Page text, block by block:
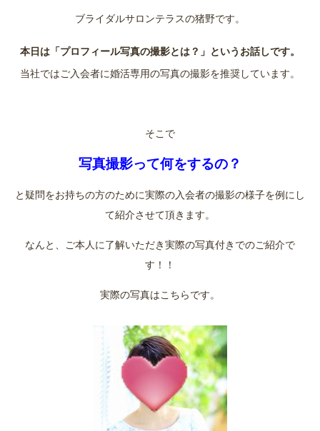
ブライダルサロンテラスの猪野です。
本日は「プロフィール写真の撮影とは？ 」というお話しです。
当社ではご入会者に婚活専用の写真の撮影を推奨しています。
そこで
写真撮影って何をするの？
と疑問をお持ちの方のために実際の入会者の撮影の様子を例にし
て紹介させて頂きます。
なんと、ご本人に了解いただき実際の写真付きでのご紹介で
す！！
実際の写真はこちらです。